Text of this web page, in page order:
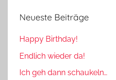
Neueste Beiträge
Happy Birthday!
Endlich wieder da!
Ich geh dann schaukeln…